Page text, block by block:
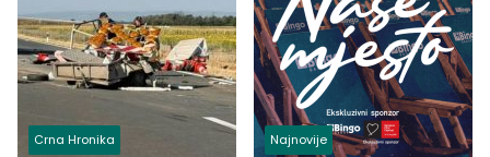
Crna Hronika Najnovije